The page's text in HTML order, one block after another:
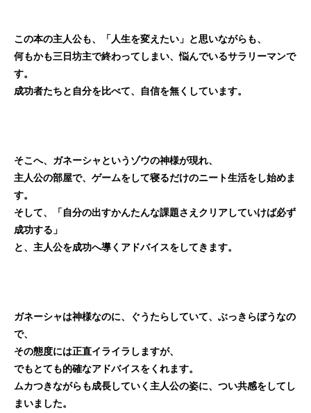
この本の主人公も、「人生を変えたい」と思いながらも、
何もかも三日坊主で終わってしまい、悩んでいるサラリーマンで
す。
成功者たちと自分を比べて、自信を無くしています。
そこへ、ガネーシャというゾウの神様が現れ、
主人公の部屋で、ゲームをして寝るだけのニート生活をし始めま
す。
そして、「自分の出すかんたんな課題さえクリアしていけば必ず
成功する」
と、主人公を成功へ導くアドバイスをしてきます。
ガネーシャは神様なのに、ぐうたらしていて、ぶっきらぼうなの
で、
その態度には正直イライラしますが、
でもとても的確なアドバイスをくれます。
ムカつきながらも成長していく主人公の姿に、つい共感をしてし
まいました。